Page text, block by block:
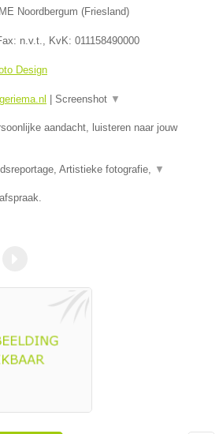
Noordbergum (Friesland)
n.v.t. , KvK: 011158490000
Design
Screenshot ▼
aandacht, luisteren naar jouw
Artistieke fotografie, ▼